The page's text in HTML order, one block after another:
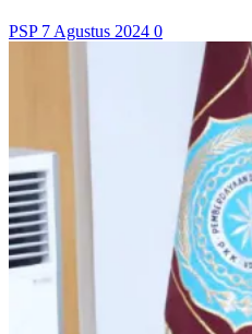
PSP 7 Agustus 2024 0